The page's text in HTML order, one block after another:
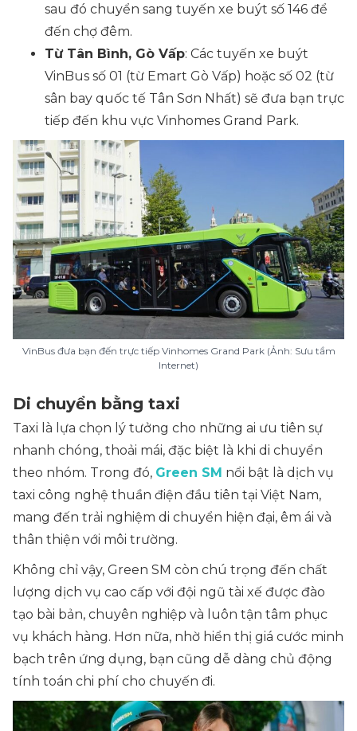
sau đó chuyển sang tuyến xe buýt số 146 để
đến chợ đêm.
Từ Tân Bình, Gò Vấp: Các tuyến xe buýt
VinBus số 01 (từ Emart Gò Vấp) hoặc số 02 (từ
sân bay quốc tế Tân Sơn Nhất) sẽ đưa bạn trực
tiếp đến khu vực Vinhomes Grand Park.
VinBus đưa bạn đến trực tiếp Vinhomes Grand Park (Ảnh: Sưu tầm
Internet)
Di chuyển bằng taxi
Taxi là lựa chọn lý tưởng cho những ai ưu tiên sự
nhanh chóng, thoải mái, đặc biệt là khi di chuyển
theo nhóm. Trong đó, Green SM nổi bật là dịch vụ
taxi công nghệ thuần điện đầu tiên tại Việt Nam,
mang đến trải nghiệm di chuyển hiện đại, êm ái và
thân thiện với môi trường.
Không chỉ vậy, Green SM còn chú trọng đến chất
lượng dịch vụ cao cấp với đội ngũ tài xế được đào
tạo bài bản, chuyên nghiệp và luôn tận tâm phục
vụ khách hàng. Hơn nữa, nhờ hiển thị giá cước minh
bạch trên ứng dụng, bạn cũng dễ dàng chủ động
tính toán chi phí cho chuyến đi.